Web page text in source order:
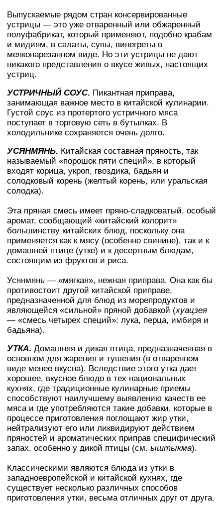
Выпускаемые рядом стран консервированные
устрицы — это уже отваренный или обжаренный
полуфабрикат, который применяют, подобно крабам
и мидиям, в салаты, супы, винегреты в
мелконарезанном виде. Но эти устрицы не дают
никакого представления о вкусе живых, настоящих
устриц.
УСТРИЧНЫЙ СОУС. Пикантная приправа,
занимающая важное место в китайской кулинарии.
Густой соус из протертого устричного мяса
поступает в торговую сеть в бутылках. В
холодильнике сохраняется очень долго.
УСЯНМЯНЬ. Китайская составная пряность, так
называемый «порошок пяти специй», в который
входят корица, укроп, гвоздика, бадьян и
солодковый корень (желтый корень, или уральская
солодка).
Эта пряная смесь имеет пряно-сладковатый, особый
аромат, сообщающий «китайский колорит»
большинству китайских блюд, поскольку она
применяется как к мясу (особенно свинине), так и к
домашней птице (утке) и к десертным блюдам,
состоящим из фруктов и риса.
Усянмянь — «мягкая», нежная приправа. Она как бы
противостоит другой китайской приправе,
предназначенной для блюд из морепродуктов и
являющейся «сильной» пряной добавкой (хуацзея
— «смесь четырех специй»: лука, перца, имбиря и
бадьяна).
УТКА. Домашняя и дикая птица, предназначенная в
основном для жарения и тушения (в отваренном
виде менее вкусна). Вследствие этого утка дает
хорошее, вкусное блюдо в тех национальных
кухнях, где традиционные кулинарные приемы
способствуют наилучшему выявлению качеств ее
мяса и где употребляются такие добавки, которые в
процессе приготовления поглощают жир утки,
нейтрализуют его или ликвидируют действием
пряностей и ароматических приправ специфический
запах, особенно у дикой птицы (см. ыштыкма).
Классическими являются блюда из утки в
западноевропейской и китайской кухнях, где
существует несколько различных способов
приготовления утки, весьма отличных друг от друга.